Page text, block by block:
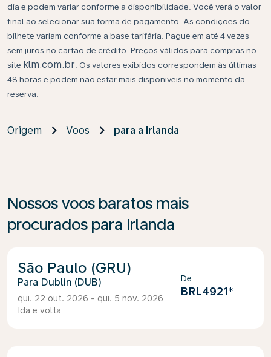
dia e podem variar conforme a disponibilidade. Você verá o valor
final ao selecionar sua forma de pagamento. As condições do
bilhete variam conforme a base tarifária. Pague em até 4 vezes
sem juros no cartão de crédito. Preços válidos para compras no
site klm.com.br . Os valores exibidos correspondem às últimas
48 horas e podem não estar mais disponíveis no momento da
reserva.
Origem Voos para a Irlanda
Nossos voos baratos mais
procurados para Irlanda
São Paulo (GRU)
Dublin (DUB)
qui. 22 out. 2026 - qui. 5 nov. 2026
Ida e volta
De
BRL4921*